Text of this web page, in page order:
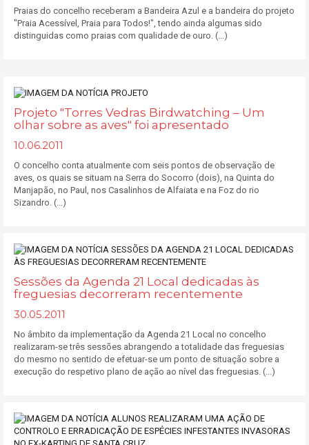
Praias do concelho receberam a Bandeira Azul e a bandeira do projeto
"Praia Acessível, Praia para Todos!", tendo ainda algumas sido
distinguidas como praias com qualidade de ouro. (...)
Projeto "Torres Vedras Birdwatching – Um
olhar sobre as aves" foi apresentado
10.06.2011
O concelho conta atualmente com seis pontos de observação de
aves, os quais se situam na Serra do Socorro (dois), na Quinta do
Manjapão, no Paul, nos Casalinhos de Alfaiata e na Foz do rio
Sizandro. (...)
Sessões da Agenda 21 Local dedicadas às
freguesias decorreram recentemente
30.05.2011
No âmbito da implementação da Agenda 21 Local no concelho
realizaram-se três sessões abrangendo a totalidade das freguesias
do mesmo no sentido de efetuar-se um ponto de situação sobre a
execução do respetivo plano de ação ao nível das freguesias. (...)